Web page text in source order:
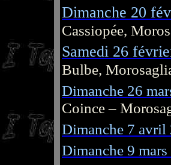
Dimanche 20
Cassiopée,
Samedi 26
Bulbe,
Dimanche 26
Coince –
Dimanche 7 avril
Dimanche 9